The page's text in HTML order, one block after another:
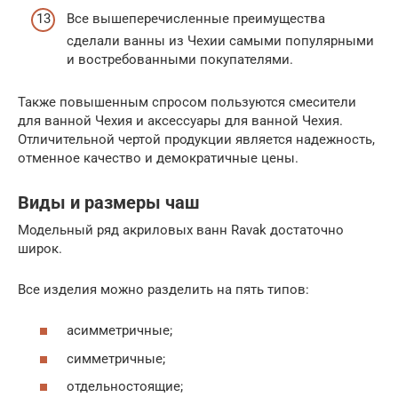
Все вышеперечисленные преимущества
сделали ванны из Чехии самыми популярными
и востребованными покупателями.
Также повышенным спросом пользуются смесители
для ванной Чехия и аксессуары для ванной Чехия.
Отличительной чертой продукции является надежность,
отменное качество и демократичные цены.
Виды и размеры чаш
Модельный ряд акриловых ванн Ravak достаточно
широк.
Все изделия можно разделить на пять типов:
асимметричные;
симметричные;
отдельностоящие;